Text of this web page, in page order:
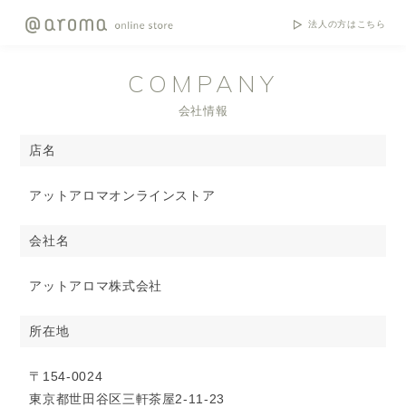
法人の方はこちら
COMPANY
会社情報
店名
アットアロマオンラインストア
会社名
アットアロマ株式会社
所在地
〒154-0024
東京都世田谷区三軒茶屋2-11-23